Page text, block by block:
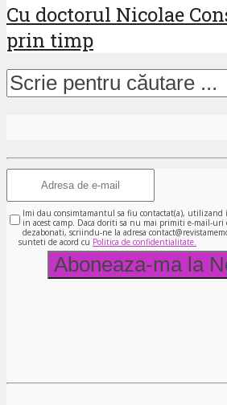
Cu doctorul Nicolae
prin timp
Imi dau consimtamantul sa fiu contactat(a),
in acest camp. Daca doriti sa nu mai primiti e-mail-
dezabonati, scriindu-ne la adresa
sunteti de acord cu Politica de confidentialitate.